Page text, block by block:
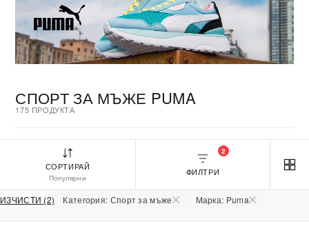
СПОРТ ЗА МЪЖЕ PUMA
175 ПРОДУКТА
СОРТИРАЙ
Популярни
ФИЛТРИ
2
ИЗЧИСТИ (2) Категория: Спорт за мъже Марка: Puma